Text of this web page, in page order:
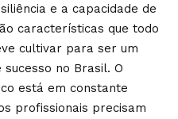
e a capacidade de
características que todo
cultivar para ser um
sucesso no Brasil. O
está em constante
profissionais precisam